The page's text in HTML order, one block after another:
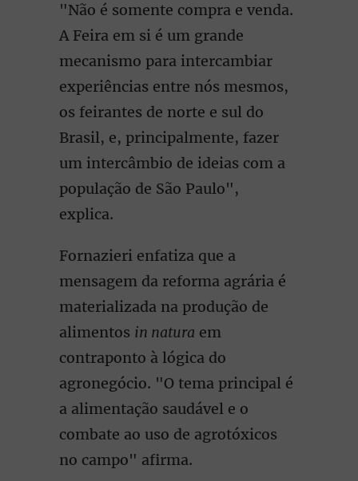
"Não é somente compra e venda.
A Feira em si é um grande
mecanismo para intercambiar
experiências entre nós mesmos,
os feirantes de norte e sul do
Brasil, e, principalmente, fazer
um intercâmbio de ideias com a
população de São Paulo",
explica.
Fornazieri enfatiza que a
mensagem da reforma agrária é
materializada na produção de
alimentos in natura em
contraponto à lógica do
agronegócio. "O tema principal é
a alimentação saudável e o
combate ao uso de agrotóxicos
no campo" afirma.